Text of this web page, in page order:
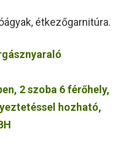
étkezőgarnitúra.
2 szoba 6 férőhely,
hozható,